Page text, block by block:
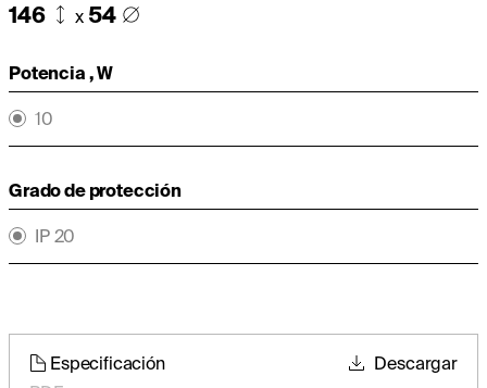
146 x 54
Potencia , W
10
Grado de protección
IP 20
Especificación
Descargar